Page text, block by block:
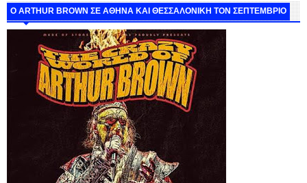
O ARTHUR BROWN ΣΕ ΑΘΗΝΑ ΚΑΙ ΘΕΣΣΑΛΟΝΙΚΗ ΤΟΝ ΣΕΠΤΕΜΒΡΙΟ